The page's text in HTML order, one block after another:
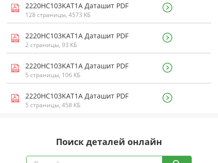
2220HC103KAT1A Даташит PDF
128 страницы, 4573 КБ
2220HC103KAT1A Даташит PDF
2 страницы, 93 КБ
2220HC103KAT1A Даташит PDF
5 страницы, 106 КБ
2220HC103KAT1A Даташит PDF
5 страницы, 458 КБ
Поиск деталей онлайн